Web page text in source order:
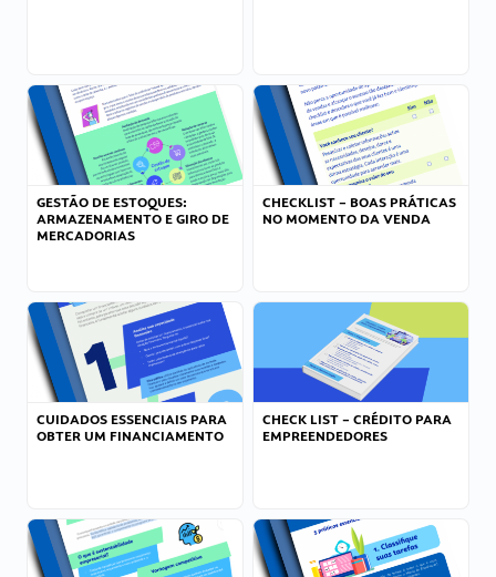
GESTÃO DE ESTOQUES:
ARMAZENAMENTO E GIRO DE
MERCADORIAS
CHECKLIST – BOAS PRÁTICAS
NO MOMENTO DA VENDA
CUIDADOS ESSENCIAIS PARA
OBTER UM FINANCIAMENTO
CHECK LIST – CRÉDITO PARA
EMPREENDEDORES